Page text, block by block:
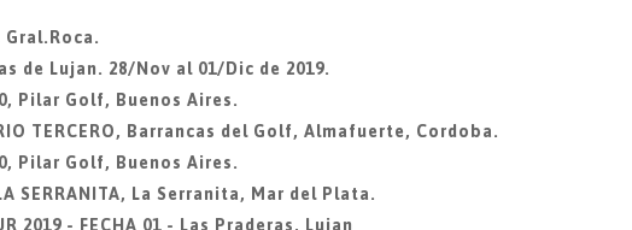
Gral.Roca.
de Lujan. 28/Nov al 01/Dic de 2019.
Pilar Golf, Buenos Aires.
TERCERO, Barrancas del Golf, Almafuerte, Cordoba.
Pilar Golf, Buenos Aires.
SERRANITA, La Serranita, Mar del Plata.
2019 - FECHA 01 - Las Praderas, Lujan